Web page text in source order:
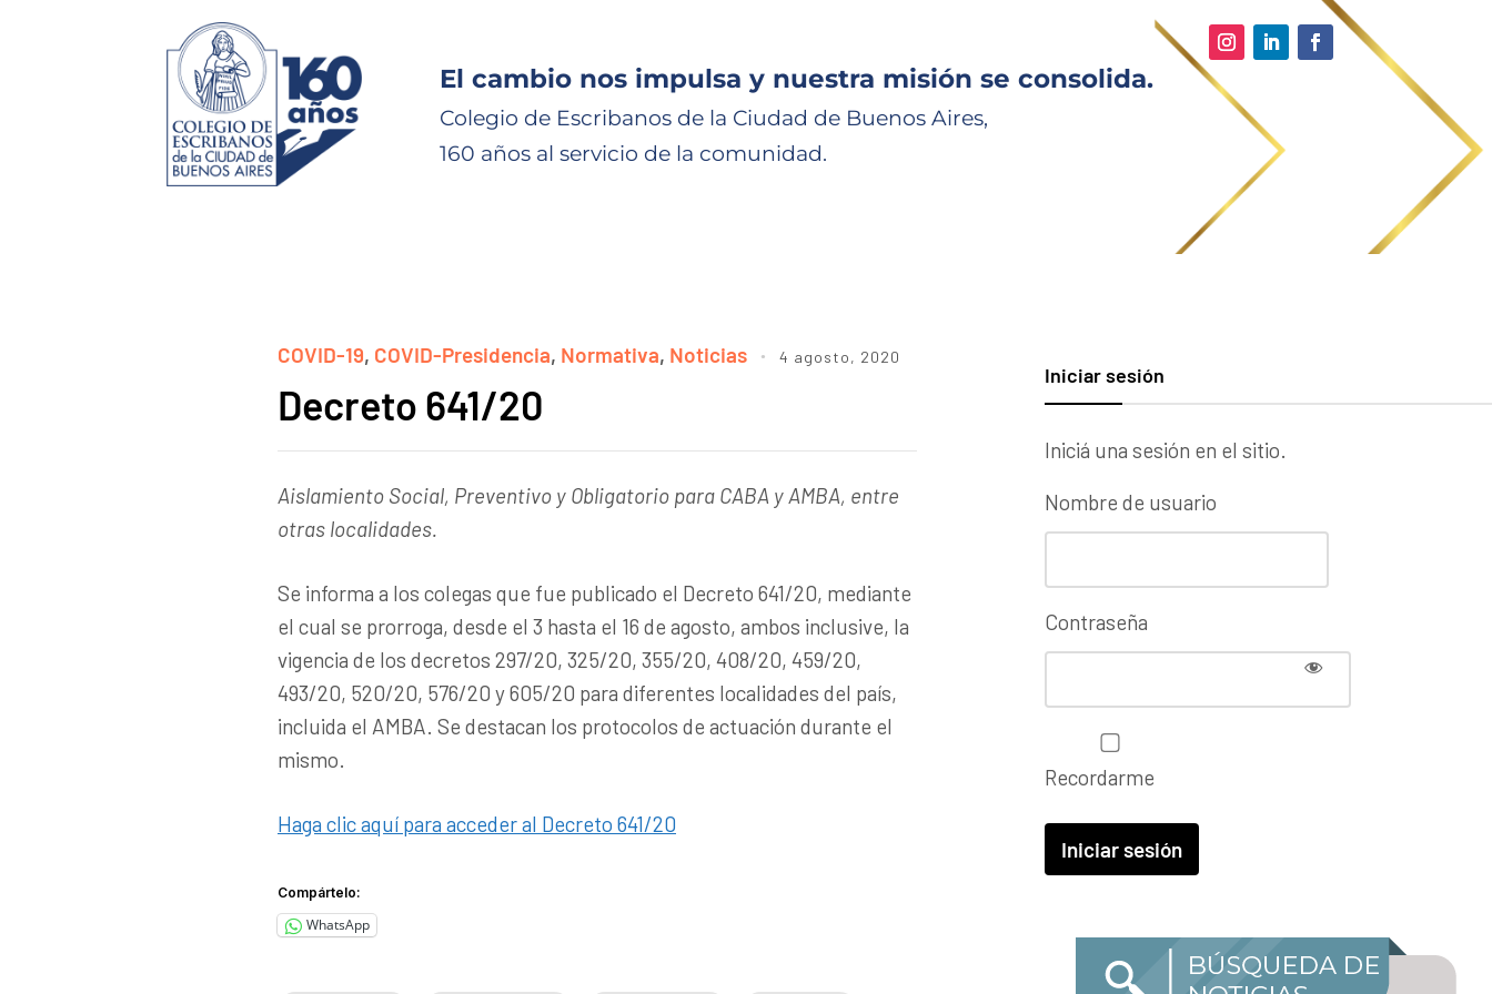
El cambio nos impulsa y nuestra misión se consolida.
Colegio de Escribanos de la Ciudad de Buenos Aires,
160 años al servicio de la comunidad.
COVID-19, COVID-Presidencia, Normativa, Noticias 4 agosto, 2020
Decreto 641/20
Aislamiento Social, Preventivo y Obligatorio para CABA y AMBA, entre
otras localidades.
Se informa a los colegas que fue publicado el Decreto 641/20, mediante
el cual se prorroga, desde el 3 hasta el 16 de agosto, ambos inclusive, la
vigencia de los decretos 297/20, 325/20, 355/20, 408/20, 459/20,
493/20, 520/20, 576/20 y 605/20 para diferentes localidades del país,
incluida el AMBA. Se destacan los protocolos de actuación durante el
mismo.
Haga clic aquí para acceder al Decreto 641/20
Compártelo:
WhatsApp
Iniciar sesión
Iniciá una sesión en el sitio.
Nombre de usuario
Contraseña
Recordarme